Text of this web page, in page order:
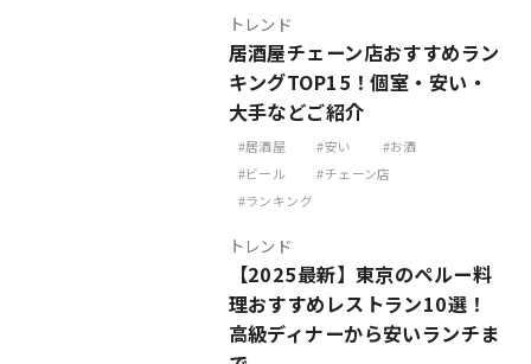
トレンド
居酒屋チェーン店おすすめラン
キングTOP15！個室・安い・
大手などご紹介
居酒屋 安い
お酒
ビール
チェーン店
ランキング
トレンド
【2025最新】東京のペルー料
理おすすめレストラン10選！
高級ディナーから安いランチま